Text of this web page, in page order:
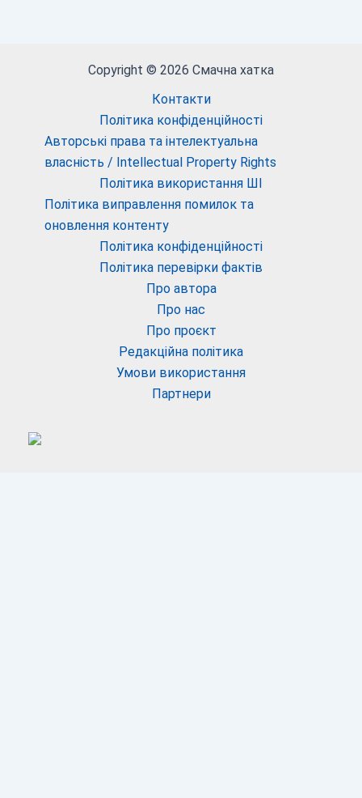
Copyright © 2026 Смачна хатка
Контакти
Політика конфіденційності
Авторські права та інтелектуальна
власність / Intellectual Property Rights
Політика використання ШІ
Політика виправлення помилок та
оновлення контенту
Політика конфіденційності
Політика перевірки фактів
Про автора
Про нас
Про проєкт
Редакційна політика
Умови використання
Партнери